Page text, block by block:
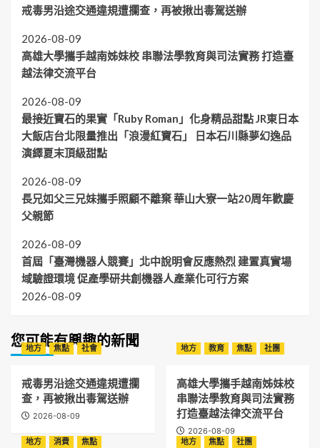
戒毒男沿途交通違規遭攔查，再被揪出毒駕送辦
2026-08-09
高雄大學攜手越南姊妹校 串聯法學教育與司法實務 打造臺
越法律交流平台
2026-08-09
最接近寶石的果實「Ruby Roman」化身精品甜點 JR東日本
大飯店台北限量推出「浪漫紅寶石」 日本石川縣夢幻逸品
演繹夏末頂級甜點
2026-08-09
長兄如父三兄妹攜手照顧不離棄 華山大寮一站20周年歡慶
父親節
2026-08-09
首屆「臺灣機器人競賽」北中說明會反應熱烈 建置真實場
域驗證環境 促產學研共創機器人產業化可行方案
2026-08-09
您可能有興趣的新聞
地方 焦點 社會
戒毒男沿途交通違規遭攔
查，再被揪出毒駕送辦
2026-08-09
地方 教育 焦點 社團
高雄大學攜手越南姊妹校
串聯法學教育與司法實務
打造臺越法律交流平台
2026-08-09
地方
消費 焦點 地方 焦點 社團